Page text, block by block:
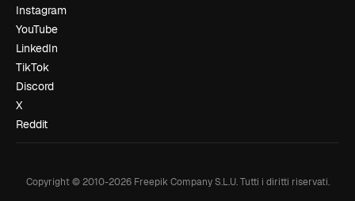
Instagram
YouTube
LinkedIn
TikTok
Discord
X
Reddit
Copyright © 2010-2026Freepik Company S.L.U. Tutti i diritti riservati.